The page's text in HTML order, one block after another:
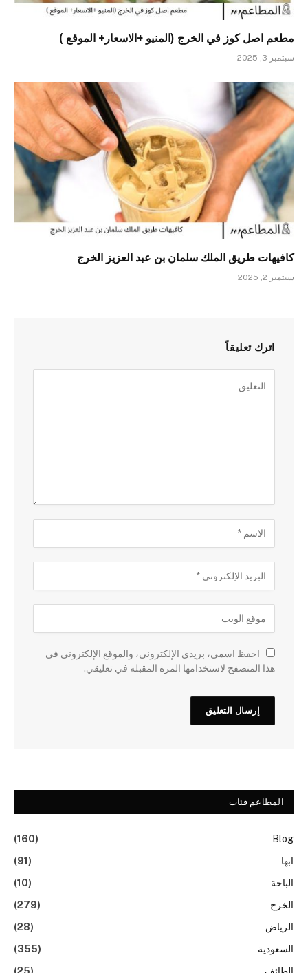
مطعم اصل كوز في الخرج (المنيو +الاسعار+ الموقع )
سبتمبر 3, 2025
كافيهات طريق الملك سلمان بن عبد العزيز الخرج
سبتمبر 2, 2025
اترك تعليقاً
احفظ اسمي، بريدي الإلكتروني، والموقع الإلكتروني في
هذا المتصفح لاستخدامها المرة المقبلة في تعليقي.
المطاعم فئات
Blog
(160)
ابها
(91)
الباحة
(10)
الخرج
(279)
الرياض
(28)
السعودية
(355)